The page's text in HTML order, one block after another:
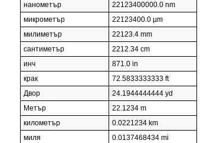
нанометър
22123400000.0 nm
микрометър
22123400.0 µm
милиметър
22123.4 mm
сантиметър
2212.34 cm
инч
871.0 in
крак
72.5833333333 ft
Двор
24.1944444444 yd
Метър
22.1234 m
километър
0.0221234 km
миля
0.0137468434 mi